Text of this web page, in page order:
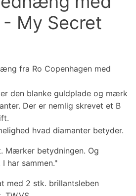
My Secret
fra Ro Copenhagen med
den blanke guldplade og mærk
Der er nemlig skrevet et B
hvad diamanter betyder.
Mærker betydningen. Og
har sammen."
med 2 stk. brillantsleben